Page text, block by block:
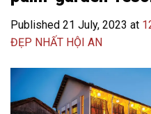
Published 21 July, 2023 at
ĐẸP NHẤT HỘI AN